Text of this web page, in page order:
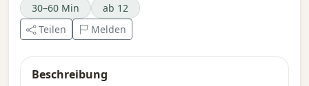
30–60 Min
ab 12
Teilen
Melden
Beschreibung